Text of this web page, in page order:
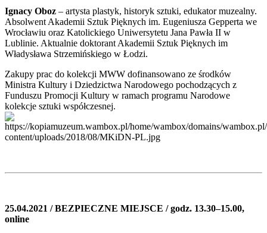
Ignacy Oboz – artysta plastyk, historyk sztuki, edukator muzealny.
Absolwent Akademii Sztuk Pięknych im. Eugeniusza Gepperta we
Wrocławiu oraz Katolickiego Uniwersytetu Jana Pawła II w
Lublinie. Aktualnie doktorant Akademii Sztuk Pięknych im
Władysława Strzemińskiego w Łodzi.
Zakupy prac do kolekcji MWW dofinansowano ze środków
Ministra Kultury i Dziedzictwa Narodowego pochodzących z
Funduszu Promocji Kultury w ramach programu Narodowe
kolekcje sztuki współczesnej.
25.04.2021 / BEZPIECZNE MIEJSCE / godz. 13.30–15.00,
online